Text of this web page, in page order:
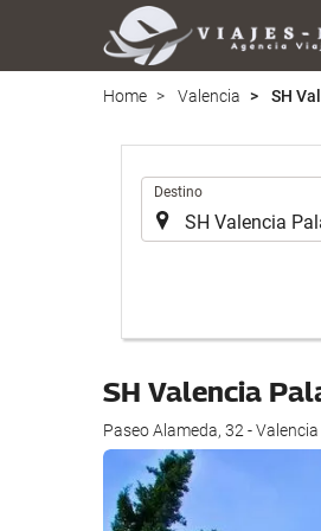
Home Valencia SH
Introduzca
lugar
el
realizar
búsqueda
de
su
alojamiento..
Destino
SH Valencia
Paseo Alameda, 32 - Valencia